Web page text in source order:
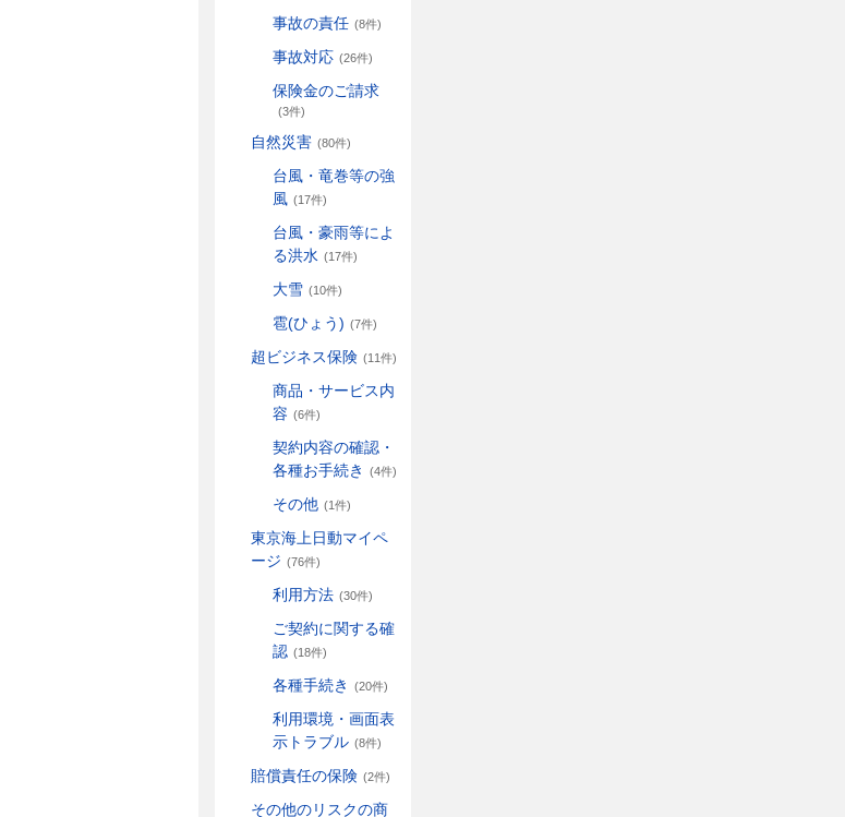
事故の責任 (8件)
事故対応 (26件)
保険金のご請求
(3件)
自然災害 (80件)
台風・竜巻等の強
風 (17件)
台風・豪雨等によ
る洪水 (17件)
大雪 (10件)
雹(ひょう) (7件)
超ビジネス保険 (11件)
商品・サービス内
容 (6件)
契約内容の確認・
各種お手続き
(4件)
その他 (1件)
東京海上日動マイペ
ージ (76件)
利用方法 (30件)
ご契約に関する確
認 (18件)
各種手続き (20件)
利用環境・画面表
示トラブル (8件)
賠償責任の保険 (2件)
その他のリスクの商